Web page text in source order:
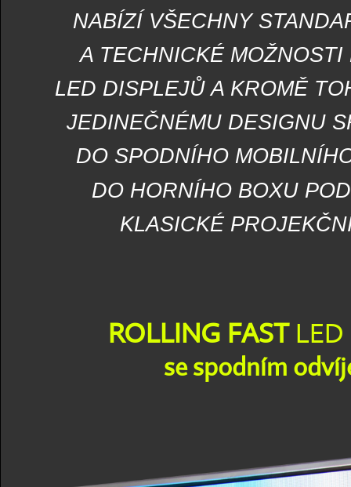
NABÍZÍ VŠECHNY
A TECHNICKÉ MOŽNOSTI
LED DISPLEJŮ A KROMĚ
DO HORNÍHO BOXU
JEDINEČNÉMU DESIGNU
DO SPODNÍHO
KLASICKÉ
ROLLING FAST
se spodním